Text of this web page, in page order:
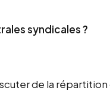
syndicales ?
de la répartition